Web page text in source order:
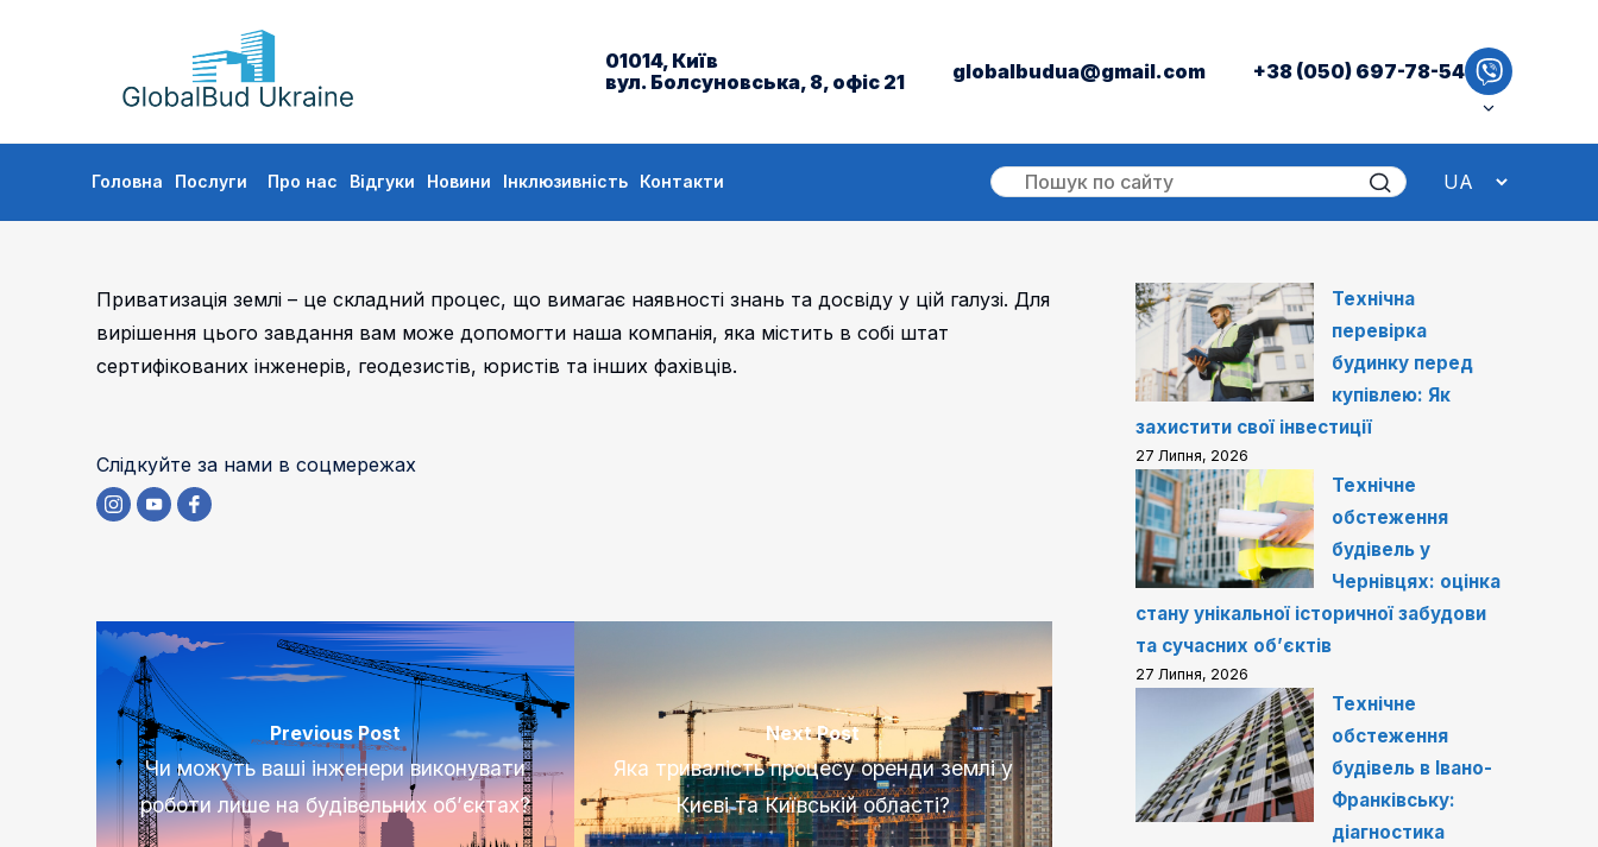
01014, Київ
вул. Болсуновська, 8, офіс 21
globalbudua@gmail.com +38 (050) 697-78-54
Skip
to
Головна Послуги Про нас Відгуки Новини Інклюзивність Контакти
Приватизація землі – це складний процес, що вимагає наявності знань та досвіду у цій галузі. Для
вирішення цього завдання вам може допомогти наша компанія, яка містить в собі штат
сертифікованих інженерів, геодезистів, юристів та інших фахівців.
Слідкуйте за нами в соцмережах
Previous Post
Чи можуть ваші інженери виконувати
роботи лише на будівельних об’єктах?
Next Post
Яка тривалість процесу оренди землі у
Києві та Київській області?
Технічна
перевірка
будинку перед
купівлею: Як
захистити свої інвестиції
27 Липня, 2026
Технічне
обстеження
будівель у
Чернівцях: оцінка
стану унікальної історичної забудови
та сучасних об’єктів
27 Липня, 2026
Технічне
обстеження
будівель в Івано-
Франківську:
діагностика